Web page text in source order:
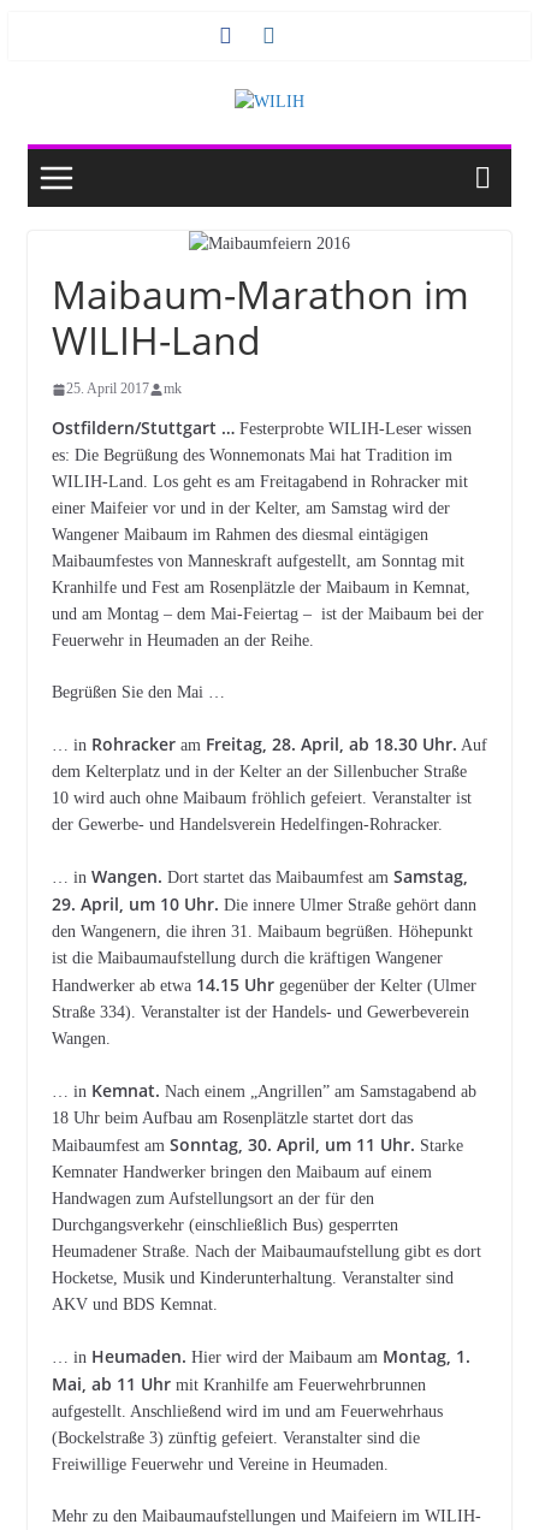
Maibaum-Marathon im
WILIH-Land
25. April 2017 mk
Ostfildern/Stuttgart …Festerprobte WILIH-Leser wissen
es: Die Begrüßung des Wonnemonats Mai hat Tradition im
WILIH-Land. Los geht es am Freitagabend in Rohracker mit
einer Maifeier vor und in der Kelter, am Samstag wird der
Wangener Maibaum im Rahmen des diesmal eintägigen
Maibaumfestes von Manneskraft aufgestellt, am Sonntag mit
Kranhilfe und Fest am Rosenplätzle der Maibaum in Kemnat,
und am Montag – dem Mai-Feiertag – ist der Maibaum bei der
Feuerwehr in Heumaden an der Reihe.
Begrüßen Sie den Mai …
… in Rohrackeram Freitag, 28. April, ab 18.30 Uhr. Auf
dem Kelterplatz und in der Kelter an der Sillenbucher Straße
10 wird auch ohne Maibaum fröhlich gefeiert. Veranstalter ist
der Gewerbe- und Handelsverein Hedelfingen-Rohracker.
… in Wangen. Dort startet das Maibaumfest am Samstag,
29. April, um 10 Uhr. Die innere Ulmer Straße gehört dann
den Wangenern, die ihren 31. Maibaum begrüßen. Höhepunkt
ist die Maibaumaufstellung durch die kräftigen Wangener
Handwerker ab etwa 14.15 Uhrgegenüber der Kelter (Ulmer
Straße 334). Veranstalter ist der Handels- und Gewerbeverein
Wangen.
… in Kemnat. Nach einem „Angrillen” am Samstagabend ab
18 Uhr beim Aufbau am Rosenplätzle startet dort das
Maibaumfest am Sonntag, 30. April, um 11 Uhr. Starke
Kemnater Handwerker bringen den Maibaum auf einem
Handwagen zum Aufstellungsort an der für den
Durchgangsverkehr (einschließlich Bus) gesperrten
Heumadener Straße. Nach der Maibaumaufstellung gibt es dort
Hocketse, Musik und Kinderunterhaltung. Veranstalter sind
AKV und BDS Kemnat.
… in Heumaden. Hier wird der Maibaum am Montag, 1.
Mai, ab 11 Uhrmit Kranhilfe am Feuerwehrbrunnen
aufgestellt. Anschließend wird im und am Feuerwehrhaus
(Bockelstraße 3) zünftig gefeiert. Veranstalter sind die
Freiwillige Feuerwehr und Vereine in Heumaden.
Mehr zu den Maibaumaufstellungen und Maifeiern im WILIH-